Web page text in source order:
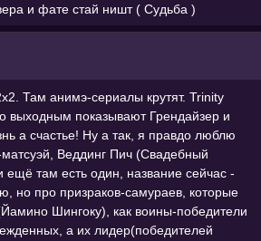
и фате стай ништ ( Судьба )
Там анимэ-сериалы крутят. Trinity
выходным показывают Грендайзер и
а счастье! Ну а так, я правдо люблю
Веддинг Пич (Свадебный
ещё там есть один, название сейчас -
но про призраков-самураев, которые
Шингоку), как воины-победители
а их лидер(победителей